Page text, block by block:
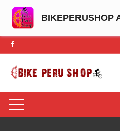
BIKEPERUSHOP
Saltar
al
contenido